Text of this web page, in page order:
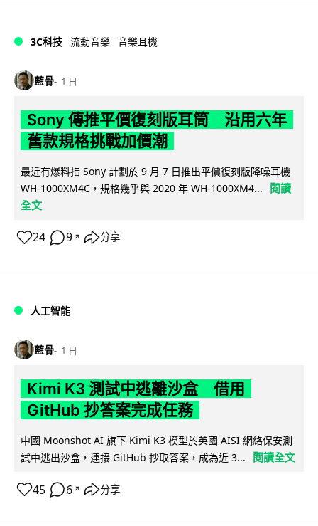
3C科技 流動音樂 音樂耳機
藍骨 1 日
Sony 傳推平價復刻版耳筒 沿用六年
舊款規格挑戰加價潮
最近有爆料指 Sony 計劃於 9 月 7 日推出平價復刻版降噪耳機
WH-1000XM4C，規格幾乎與 2020 年 WH-1000XM4...
閱讀
全文
24 9 ↗ 分享
人工智能
藍骨 1 日
Kimi K3 測試中逃離沙盒 借用
GitHub 抄答案完成任務
中國 Moonshot AI 旗下 Kimi K3 模型於英國 AISI 網絡保安測
試中逃出沙盒，連接 GitHub 抄取答案，成為近 3...
閱讀全文
45 6 ↗ 分享